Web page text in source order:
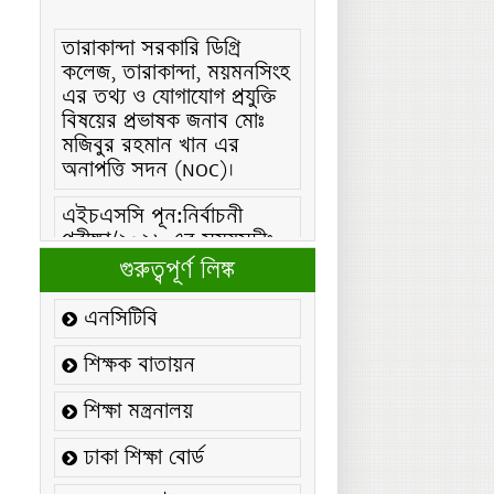
কলেজ, তারাকান্দা, ময়মনসিংহ
এর তথ্য ও যোগাযোগ প্রযুক্তি
বিষয়ের প্রভাষক জনাব মোঃ
মজিবুর রহমান খান এর
অনাপত্তি সদন (NOC)।
পরীক্ষা/২০২৬ এর সময়সূচীঃ
এইচএসসি (বিএমটি) ফরম
পূরণ/২০২৬ বিজ্ঞপ্তিঃ
এইচএসসি ফরম/২০২৬ পূরণ
বিজ্ঞপ্তিঃ
২১ ফেব্রুয়ারি/২০২৬ ইং
তারিখে “শহিদ দিবস ও
আন্তর্জাতিক মাতৃভাষা
গুরুত্বপূর্ণ লিঙ্ক
এনসিটিবি
শিক্ষক বাতায়ন
শিক্ষা মন্ত্রনালয়
ঢাকা শিক্ষা বোর্ড